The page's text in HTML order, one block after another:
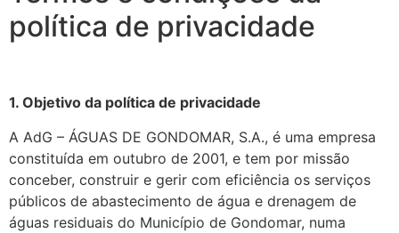
política de privacidade
1. Objetivo da política de privacidade
A AdG – ÁGUAS DE GONDOMAR, S.A., é uma empresa
constituída em outubro de 2001, e tem por missão
conceber, construir e gerir com eficiência os serviços
públicos de abastecimento de água e drenagem de
águas residuais do Município de Gondomar, numa